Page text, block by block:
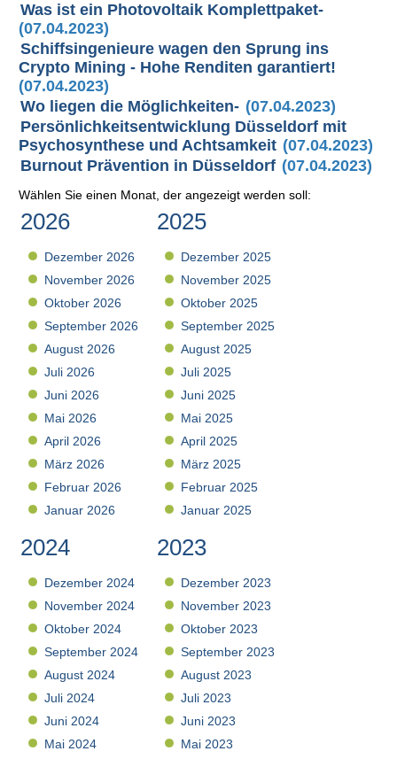
Was ist ein Photovoltaik Komplettpaket-
(07.04.2023)
Schiffsingenieure wagen den Sprung ins
Crypto Mining - Hohe Renditen garantiert!
(07.04.2023)
Wo liegen die Möglichkeiten- (07.04.2023)
Persönlichkeitsentwicklung Düsseldorf mit
Psychosynthese und Achtsamkeit (07.04.2023)
Burnout Prävention in Düsseldorf (07.04.2023)
Wählen Sie einen Monat, der angezeigt werden soll:
2026
Dezember 2026
November 2026
Oktober 2026
September 2026
August 2026
Juli 2026
Juni 2026
Mai 2026
April 2026
März 2026
Februar 2026
Januar 2026
2025
Dezember 2025
November 2025
Oktober 2025
September 2025
August 2025
Juli 2025
Juni 2025
Mai 2025
April 2025
März 2025
Februar 2025
Januar 2025
2024
Dezember 2024
November 2024
Oktober 2024
September 2024
August 2024
Juli 2024
Juni 2024
Mai 2024
2023
Dezember 2023
November 2023
Oktober 2023
September 2023
August 2023
Juli 2023
Juni 2023
Mai 2023